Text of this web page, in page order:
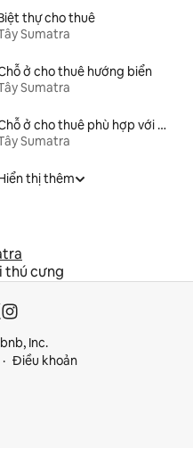
thự cho thuê
Sumatra
ở cho thuê hướng biển
Sumatra
Chỗ ở cho thuê phù hợp với gia đình
Sumatra
thị thêm
thú cưng
Inc.
Điều khoản